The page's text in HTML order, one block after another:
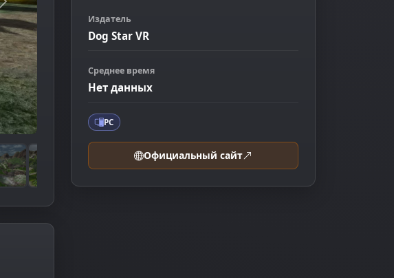
Следующее изображение
Издатель
Dog Star VR
Среднее время
Нет данных
PC
Официальный сайт